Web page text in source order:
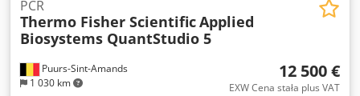
Puurs-Sint-Amands
1 030 km
PCR
Thermo Fisher ScientificApplied
Biosystems QuantStudio 5
12 500 €
EXW Cena stała plus VAT